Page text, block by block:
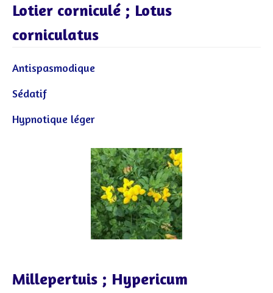
Lotier corniculé ; Lotus
corniculatus
Antispasmodique
Sédatif
Hypnotique léger
Millepertuis ; Hypericum